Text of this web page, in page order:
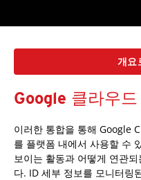
개요
Google 클라우
이러한 통합을 통해 Google
를 플랫폼 내에서 사용할 수
보이는 활동과 어떻게 연관
다. ID 세부 정보를 모니터링